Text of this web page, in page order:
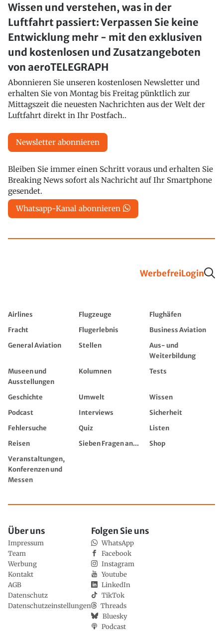
Wissen und verstehen, was in der
Luftfahrt passiert: Verpassen Sie keine
Entwicklung mehr - mit den exklusiven
und kostenlosen und Zusatzangeboten
von aeroTELEGRAPH
Abonnieren Sie unseren kostenlosen Newsletter und
erhalten Sie von Montag bis Freitag pünktlich zur
Mittagszeit die neuesten Nachrichten aus der Welt der
Luftfahrt direkt in Ihr Postfach..
Newsletter abonnieren
Bleiben Sie immer einen Schritt voraus und erhalten Sie
Breaking News sofort als Nachricht auf Ihr Smartphone
gesendet.
Whatsapp-Kanal abonnieren
WerbefreiLogin
Airlines Flugzeuge
Flughäfen
Fracht
Flugerlebnis
Business Aviation
General Aviation
Stellen
Aus- und
Weiterbildung
Museen und
Ausstellungen
Kolumnen Tests
Geschichte Umwelt
Wissen
Podcast
Interviews
Sicherheit
Fehlersuche
Quiz
Listen
Reisen
Sieben Fragen an...
Shop
Veranstaltungen,
Konferenzen und
Messen
Über uns
Impressum
Team
Werbung
Kontakt
AGB
Datenschutz
Datenschutzeinstellungen
Folgen Sie uns
WhatsApp
Facebook
Instagram
Youtube
LinkedIn
TikTok
Threads
Bluesky
Podcast